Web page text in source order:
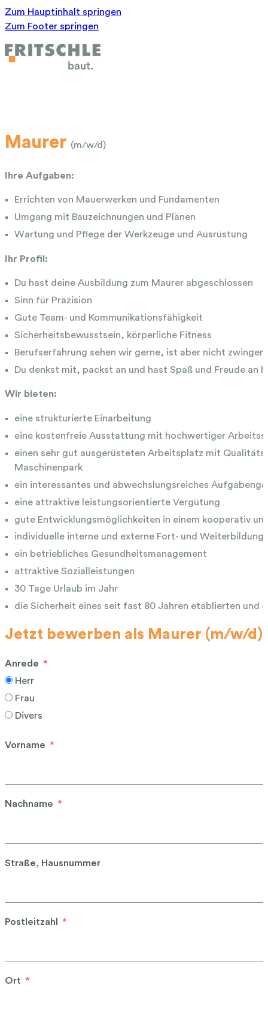
Zum Hauptinhalt springen
Zum Footer springen
Maurer (m/w/d)
Ihre Aufgaben:
Errichten von Mauerwerken und Fundamenten
Umgang mit Bauzeichnungen und Plänen
Wartung und Pflege der Werkzeuge und Ausrüstung
Ihr Profil:
Du hast deine Ausbildung zum Maurer abgeschlossen
Sinn für Präzision
Gute Team- und Kommunikationsfähigkeit
Sicherheitsbewusstsein, körperliche Fitness
Berufserfahrung sehen wir gerne, ist aber nicht
Du denkst mit, packst an und hast Spaß und Freude an
Wir bieten:
eine strukturierte Einarbeitung
eine kostenfreie Ausstattung mit hochwertiger
einen sehr gut ausgerüsteten Arbeitsplatz mit
Maschinenpark
ein interessantes und abwechslungsreiches
eine attraktive leistungsorientierte Vergütung
gute Entwicklungsmöglichkeiten in einem kooperativ
individuelle interne und externe Fort- und
ein betriebliches Gesundheitsmanagement
attraktive Sozialleistungen
30 Tage Urlaub im Jahr
die Sicherheit eines seit fast 80 Jahren etablierten und
Jetzt bewerben als Maurer (m/w/d)
Anrede
Herr
Frau
Divers
Vorname
Nachname
Straße, Hausnummer
Postleitzahl
Ort